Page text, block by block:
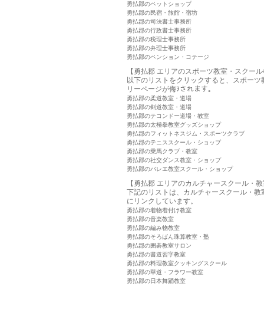
勇払郡のペットショップ
勇払郡の民宿・旅館・宿坊
勇払郡の司法書士事務所
勇払郡の行政書士事務所
勇払郡の税理士事務所
勇払郡の弁理士事務所
勇払郡のペンション・コテージ
【勇払郡 エリアのスポーツ教室・スクー
以下のリストをクリックすると、スポー
リーページが侮ｦされます。
勇払郡の柔道教室・道場
勇払郡の剣道教室・道場
勇払郡のテコンドー道場・教室
勇払郡の太極拳教室グッズショップ
勇払郡のフィットネスジム・スポーツクラブ
勇払郡のテニススクール・ショップ
勇払郡の乗馬クラブ・教室
勇払郡の社交ダンス教室・ショップ
勇払郡のバレエ教室スクール・ショップ
【勇払郡 エリアのカルチャースクール・
下記のリストは、カルチャースクール・
にリンクしています。
勇払郡の着物着付け教室
勇払郡の音楽教室
勇払郡の編み物教室
勇払郡のそろばん珠算教室・塾
勇払郡の囲碁教室サロン
勇払郡の書道習字教室
勇払郡の料理教室クッキングスクール
勇払郡の華道・フラワー教室
勇払郡の日本舞踊教室